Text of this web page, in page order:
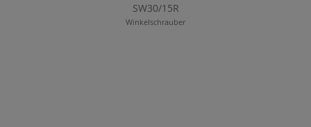
SW30/15R
Winkelschrauber